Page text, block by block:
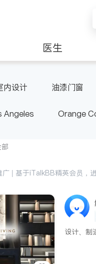
医生
内设计 油漆门窗
Angeles Orange
广 | 基于iTalkBB精英会员，
设计、制